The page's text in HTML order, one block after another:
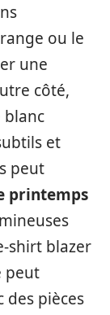
ou le
une
côté,
blanc
et
peut
printemps
shirt blazer
peut
des pièces